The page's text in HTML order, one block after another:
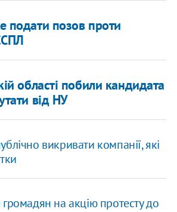
подати позов проти
області побили кандидата
від НУ
викривати компанії, які
на акцію протесту до